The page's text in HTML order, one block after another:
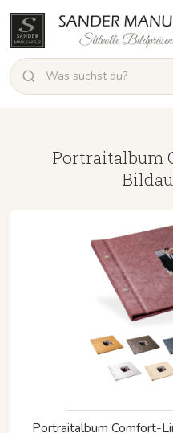
Portraitalbum
Portraitalbum Comfort-